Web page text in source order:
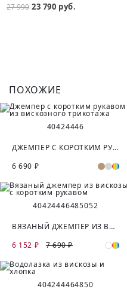
27 990 23 790 руб.
ПОХОЖИЕ
40424446
ДЖЕМПЕР С КОРОТКИМ РУКАВОМ ИЗ ВИСКОЗНОГО ТРИКОТАЖА
6 690 ₽
40424446485052
ВЯЗАНЫЙ ДЖЕМПЕР ИЗ ВИСКОЗЫ С КОРОТКИМ РУКАВОМ
6 152 ₽
7 690 ₽
404244464850